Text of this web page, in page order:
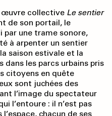
œuvre collective Le sentier
de son portail, le
par une trame sonore,
à arpenter un sentier
saison estivale et la
dans les parcs urbains pris
citoyens en quête
sont juchées des
l’image du spectateur
l’entoure : il n’est pas
chacun de ses